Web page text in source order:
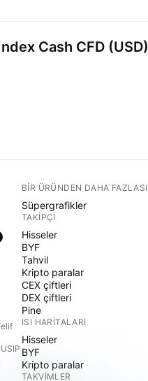
Cash CFD (USD)
BIR ÜRÜNDEN DAHA FAZLASI
Süpergrafikler
TAKIPÇI
Hisseler
BYF
Tahvil
Kripto paralar
CEX çiftleri
DEX çiftleri
Pine
ISI HARITALARI
Hisseler
BYF
Kripto paralar
TAKVIMLER